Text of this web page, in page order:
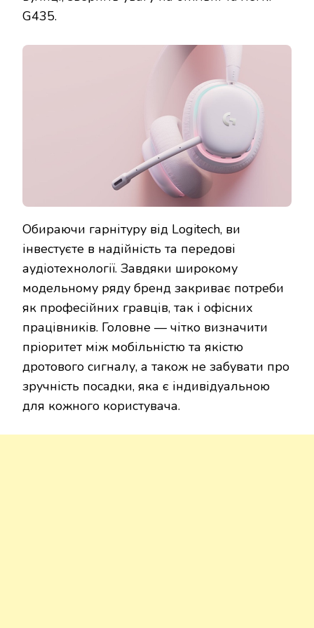
G435.
Обираючи гарнітуру від Logitech, ви
інвестуєте в надійність та передові
аудіотехнології. Завдяки широкому
модельному ряду бренд закриває потреби
як професійних гравців, так і офісних
працівників. Головне — чітко визначити
пріоритет між мобільністю та якістю
дротового сигналу, а також не забувати про
зручність посадки, яка є індивідуальною
для кожного користувача.